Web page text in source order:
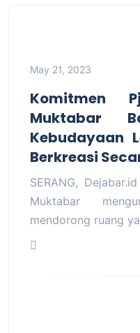
May 21, 2023
Komitmen
Muktabar
Kebudayaan
Berkreasi
SERANG,
Muktabar
mendorong ruang